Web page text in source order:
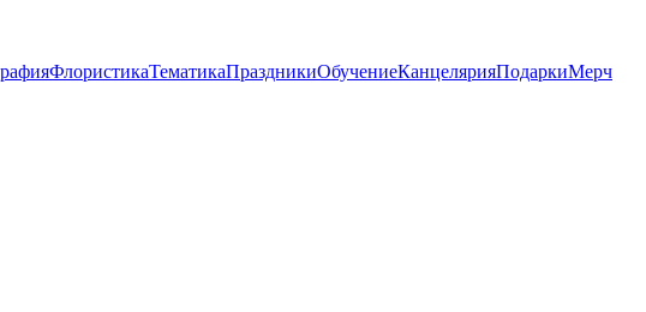
ФлористикаТематикаПраздникиОбучениеКанцелярияПодаркиМерч